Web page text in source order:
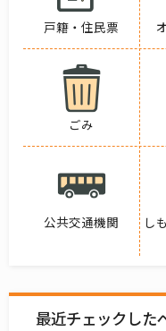
戸籍・住民票
ごみ
公共交通機関
し
最近チェックした